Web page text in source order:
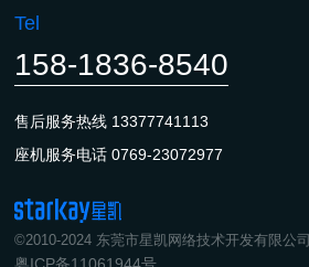
©2010-2024 东莞市星凯网络技术开发有限公司
Tel
158-1836-8540
售后服务热线 13377741113
座机服务电话0769-23072977